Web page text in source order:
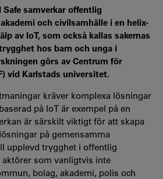
samverkar offentlig
och civilsamhälle i en helix-
av IoT, som också kallas sakernas
hos barn och unga i
görs av Centrum för
vid Karlstads universitet.
kräver komplexa lösningar
på IoT är exempel på en
är särskilt viktigt för att skapa
på gemensamma
upplevd trygghet i offentlig
som vanligtvis inte
bolag, akademi, polis och